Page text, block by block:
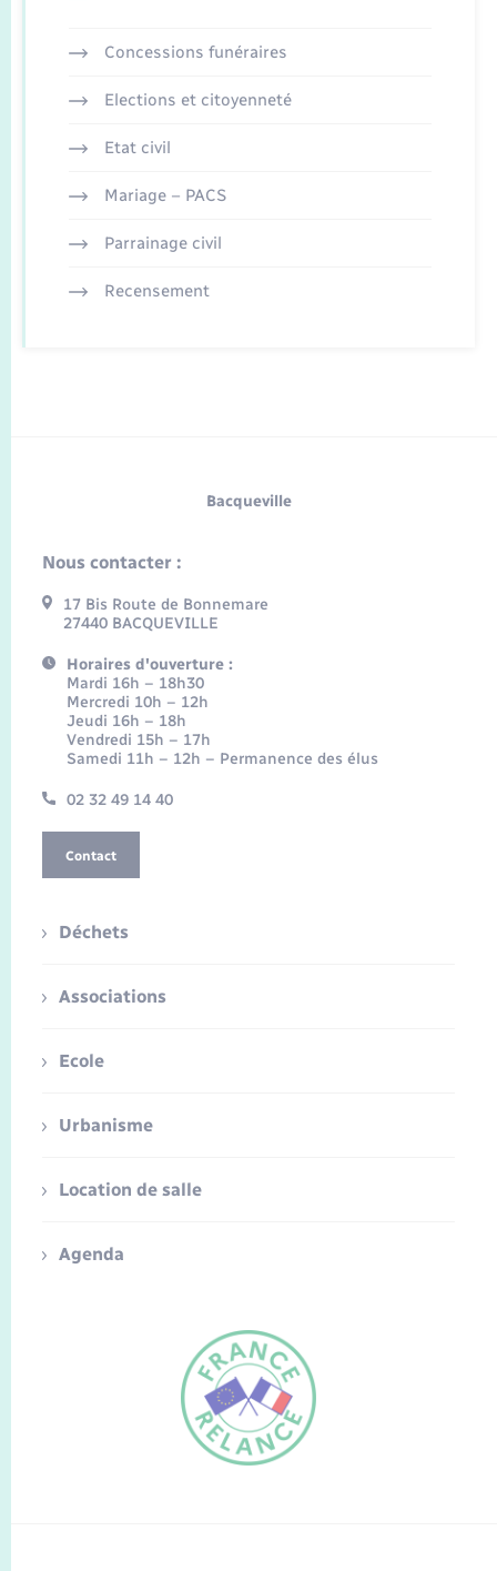
FR
Concessions funéraires
Elections et citoyenneté
Etat civil
Mariage – PACS
Parrainage civil
Recensement
Bacqueville
Nous contacter :
17 Bis Route de Bonnemare
27440 BACQUEVILLE
Horaires d'ouverture :
Mardi 16h – 18h30
Mercredi 10h – 12h
Jeudi 16h – 18h
Vendredi 15h – 17h
Samedi 11h – 12h – Permanence des élus
02 32 49 14 40
Contact
Déchets
Associations
Ecole
Urbanisme
Location de salle
Agenda